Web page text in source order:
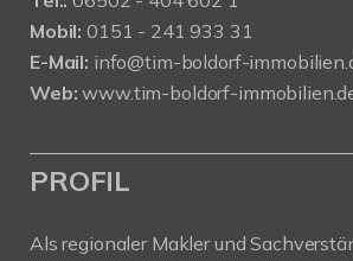
Mobil: 0151 - 241 933 31
E-Mail: info@tim-boldorf-
Web:www.tim-boldorf-
PROFIL
Als regionaler Makler und